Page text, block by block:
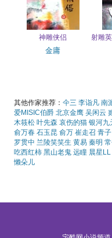
神雕侠侣
金庸
射雕
其他作家推荐： 仐三 李诣凡 南
爱MISIC伯爵 北京金鹰 吴闲云
木筱松 叶先森 哀伤的猫 银河九
俞万春 石玉昆 俞万 崔走召 青子
罗贯中 兰陵笑笑生 黄易 秦明
吃西红柿 黑山老鬼 远瞳 晨星LL
懒朵儿